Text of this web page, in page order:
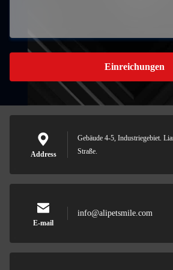
Einreichungen
Address
Gebäude 4-5, Industriegebiet.
Straße.
E-mail
info@alipetsmile.com